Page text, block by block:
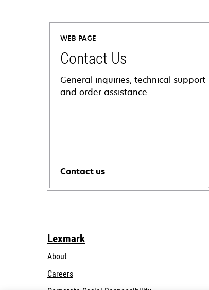
WEB PAGE
Contact Us
General inquiries, technical support
and order assistance.
Contact us
Lexmark
About
Careers